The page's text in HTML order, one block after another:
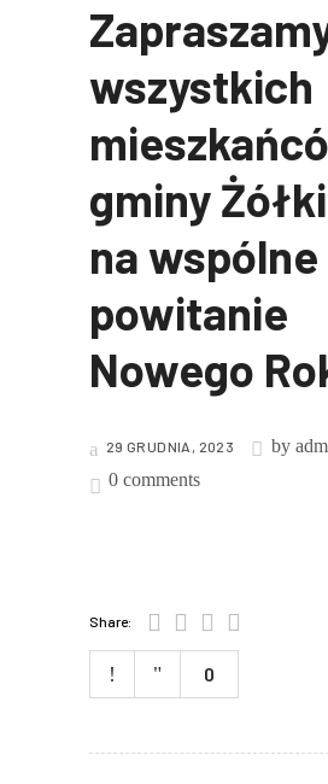
wszystkich
gminy
na wspólne
powitanie
Nowego
29 GRUDNIA, 2023 by
0 comments
Share:
0